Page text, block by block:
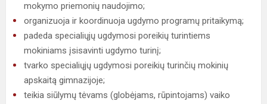
mokymo priemonių naudojimo;
organizuoja ir koordinuoja ugdymo programų pritaikymą;
padeda specialiųjų ugdymosi poreikių turintiems
mokiniams įsisavinti ugdymo turinį;
tvarko specialiųjų ugdymosi poreikių turinčių mokinių
apskaitą gimnazijoje;
teikia siūlymų tėvams (globėjams, rūpintojams) vaiko